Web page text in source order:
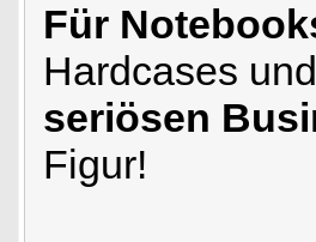
Für
Hardcases
seriösen
Figur!